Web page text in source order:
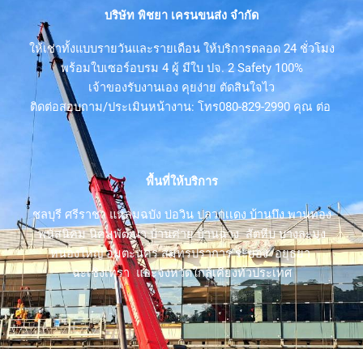
บริษัท พิชยา เครนขนส่ง จำกัด
ให้เช่าทั้งแบบรายวันและรายเดือน ให้บริการตลอด 24 ชั่วโมง
พร้อมใบเซอร์อบรม 4 ผู้ มีใบ ปจ. 2 Safety 100%
เจ้าของรับงานเอง คุยง่าย ตัดสินใจไว
ติดต่อสอบถาม/ประเมินหน้างาน: โทร080-829-2990 คุณ ต่อ
พื้นที่ให้บริการ
ชลบุรี ศรีราชา แหลมฉบัง บ่อวิน ปลวกเเดง บ้านบึง พานทอง
พนัสนิคม นิคมพัฒนา บ้านค่าย บ้านฉาง สัตหีบ บางละมุง
หนองใหญ่ อมตะนคร สมุทรปราการ ระยอง อยุธยา
ฉะเชิงเทรา และจังหวัดใกล้เคียงทั่วประเทศ